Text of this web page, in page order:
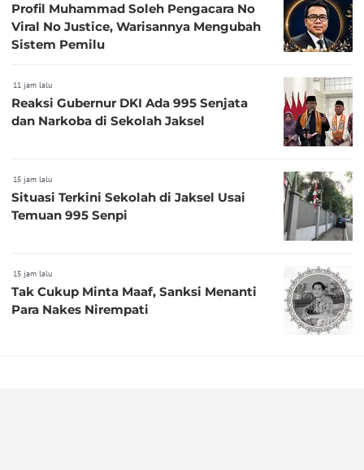
Profil Muhammad Soleh Pengacara No
Viral No Justice, Warisannya Mengubah
Sistem Pemilu
11 jam lalu
Reaksi Gubernur DKI Ada 995 Senjata
dan Narkoba di Sekolah Jaksel
15 jam lalu
Situasi Terkini Sekolah di Jaksel Usai
Temuan 995 Senpi
15 jam lalu
Tak Cukup Minta Maaf, Sanksi Menanti
Para Nakes Nirempati